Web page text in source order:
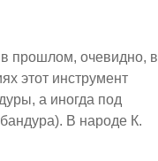
прошлом, очевидно, в
этот инструмент
а иногда под
В народе К.